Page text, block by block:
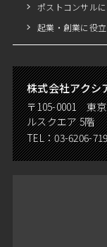
ポストコンサル
起業・創業に役
株式会社アクシ
〒105-0001 東
ルスクエア 5階
TEL：03-6206-